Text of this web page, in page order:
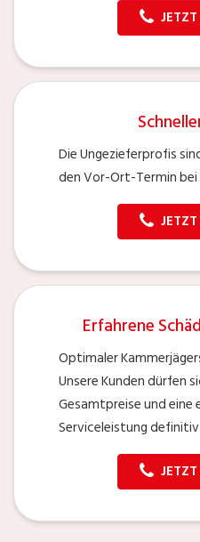
Die Ungezieferprofis
den Vor-Ort-Termin bei
Erfahrene
Optimaler
Unsere Kunden dürfen
Gesamtpreise und eine
Serviceleistung